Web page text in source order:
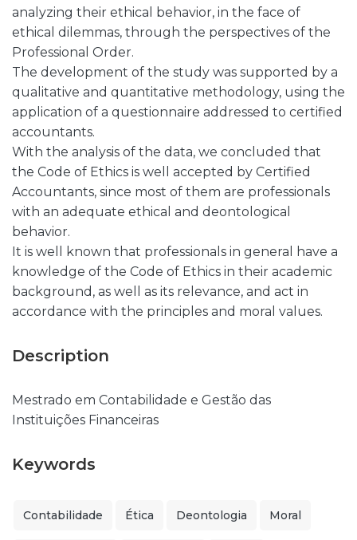
analyzing their ethical behavior, in the face of
ethical dilemmas, through the perspectives of the
Professional Order.
The development of the study was supported by a
qualitative and quantitative methodology, using the
application of a questionnaire addressed to certified
accountants.
With the analysis of the data, we concluded that
the Code of Ethics is well accepted by Certified
Accountants, since most of them are professionals
with an adequate ethical and deontological
behavior.
It is well known that professionals in general have a
knowledge of the Code of Ethics in their academic
background, as well as its relevance, and act in
accordance with the principles and moral values.
Description
Mestrado em Contabilidade e Gestão das
Instituições Financeiras
Keywords
Contabilidade Ética Deontologia Moral